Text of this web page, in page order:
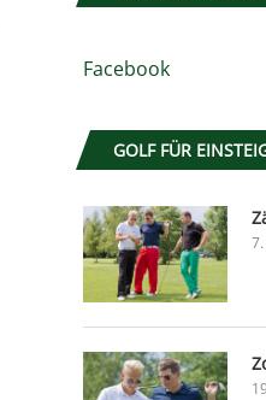
Facebook
GOLF FÜR